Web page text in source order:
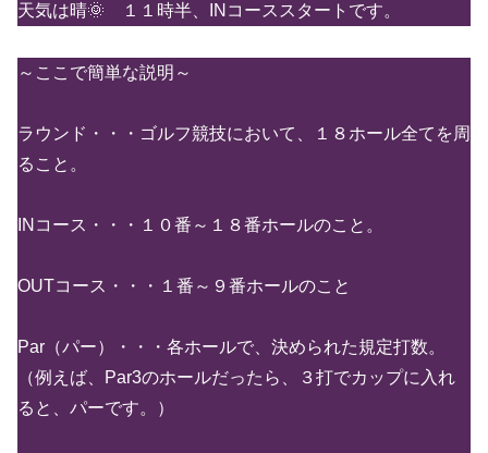
天気は晴🌞 １１時半、INコーススタートです。
～ここで簡単な説明～
ラウンド・・・ゴルフ競技において、１８ホール全てを周
ること。
INコース・・・１０番～１８番ホールのこと。
OUTコース・・・１番～９番ホールのこと
Par（パー）・・・各ホールで、決められた規定打数。
（例えば、Par3のホールだったら、３打でカップに入れ
ると、パーです。）